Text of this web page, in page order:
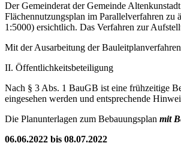
Der Gemeinderat der Gemeinde
Flächennutzungsplan im Parallelverfahren zu
1:5000) ersichtlich. Das Verfahren zur
Mit der Ausarbeitung der
II. Öffentlichkeitsbeteiligung
Nach § 3 Abs. 1 BauGB ist eine frühzeitige
eingesehen werden und entsprechende
Die Planunterlagen zum Bebauungsplan mit
06.06.2022 bis 08.07.2022